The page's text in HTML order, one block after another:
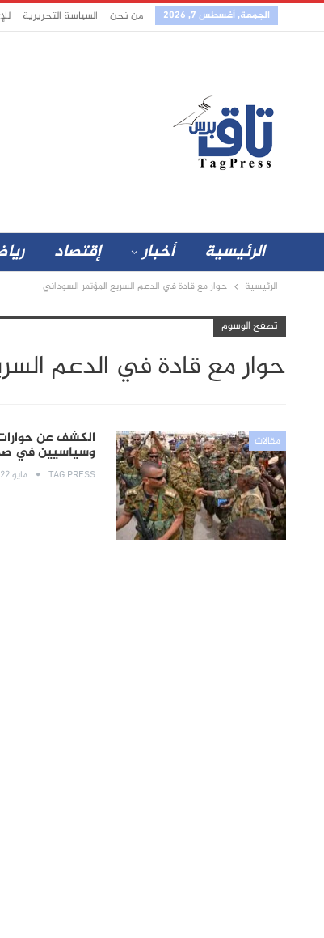
الجمعة, أغسطس 7, 2026 من نحن السياسة التحريرية
الرئيسية أخبار إقتصاد
الرئيسية حوار مع قادة في الدعم السريع المؤتمر السوداني
تصفح الوسوم
حوار مع قادة في الدعم
مقالات الكشف عن
وسياسيين في
TAG PRESS مايو 22, 2026